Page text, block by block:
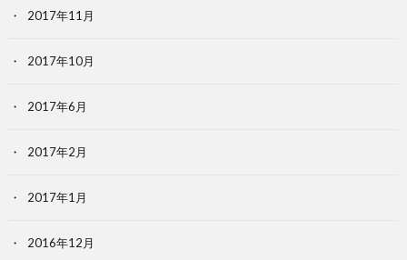
2017年11月
2017年10月
2017年6月
2017年2月
2017年1月
2016年12月